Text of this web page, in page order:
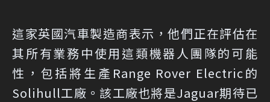
這家英國汽車製造商表示，他們正在評估在
其所有業務中使用這類機器人團隊的可能
性，包括將生產Range Rover Electric的
Solihull工廠。該工廠也將是Jaguar期待已